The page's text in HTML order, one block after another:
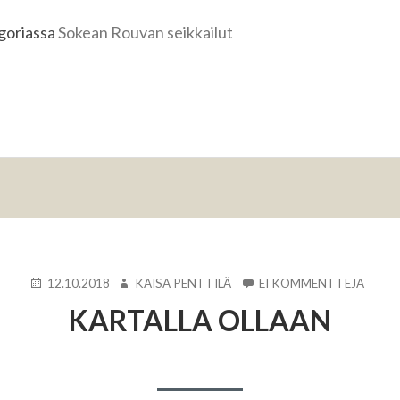
Sokean Rouvan seikkailut
KIRJOITETTU
12.10.2018 KIRJOITTAJA
KAISA PENTTILÄ EI KOMMENTTEJA
KARTALLA OLLAAN